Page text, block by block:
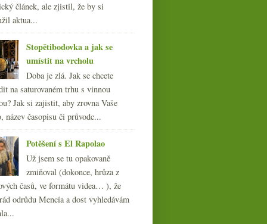
článek, ale zjistil, že by si
aktua...
Stopětibodovka a jak se
umístit na vrcholu
Doba je zlá. Jak se chcete
na saturovaném trhu s vinnou
Jak si zajistit, aby zrovna Vaše
název časopisu či průvodc...
Potěšení s El Rapolao
Už jsem se tu opakovaně
zmiňoval (dokonce, hrůza z
časů, ve formátu videa… ), že
odrůdu Mencía a dost vyhledávám